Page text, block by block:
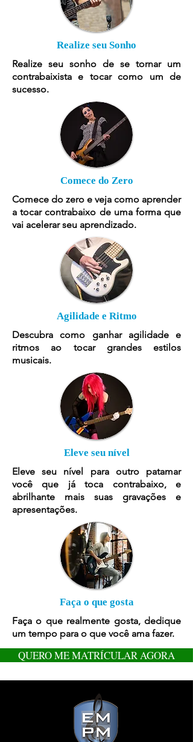
Realize seu Sonho
Realize seu sonho de se tornar um
contrabaixista e tocar como um de
sucesso.
Comece do Zero
Comece do zero e veja como aprender
a tocar contrabaixo de uma forma que
vai acelerar seu aprendizado.
Agilidade e Ritmo
Descubra como ganhar agilidade e
ritmos ao tocar grandes estilos
musicais.
Eleve seu nível
Eleve seu nível para outro patamar
você que já toca contrabaixo, e
abrilhante mais suas gravações e
apresentações.
Faça o que gosta
Faça o que realmente gosta, dedique
um tempo para o que você ama fazer.
QUERO ME MATRÍCULAR AGORA